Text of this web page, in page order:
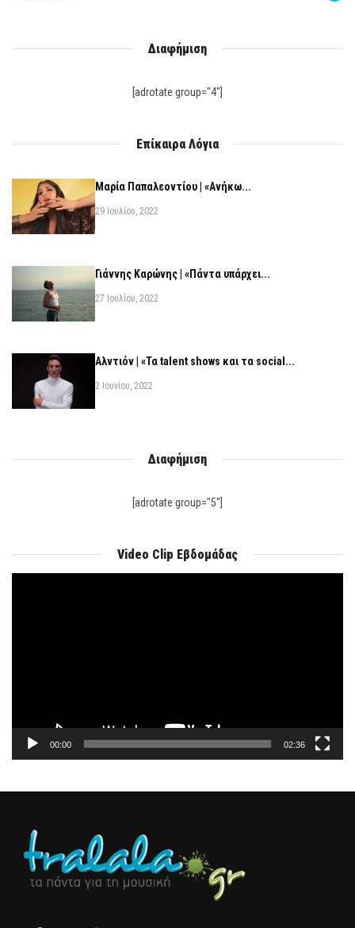
Διαφήμιση
[adrotate group="4"]
Επίκαιρα Λόγια
Μαρία Παπαλεοντίου | «Ανήκω...
29 Ιουλίου, 2022
Γιάννης Καρώνης | «Πάντα υπάρχει...
27 Ιουλίου, 2022
Αλντιόν | «Τα talent shows και τα social...
2 Ιουνίου, 2022
Διαφήμιση
[adrotate group="5"]
Video Clip Εβδομάδας
00:00 02:36